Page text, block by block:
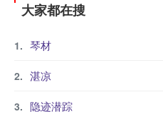
大家都在搜
琴材
湛凉
隐迹潜踪